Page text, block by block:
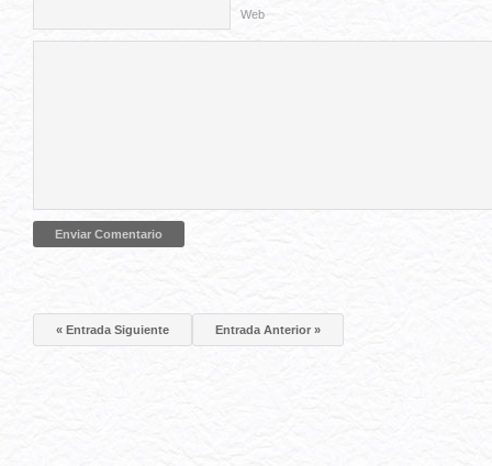
Web
« Entrada Siguiente Entrada Anterior »